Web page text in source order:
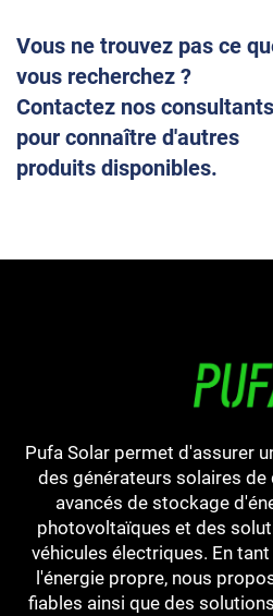
Vous ne trouvez pas ce
vous recherchez ?
Contactez nos consultants
pour connaître d'autres
produits disponibles.
Pufa Solar permet d'assurer
des générateurs solaires
avancés de stockage
photovoltaïques et des
véhicules électriques. En
l'énergie propre, nous
fiables ainsi que des